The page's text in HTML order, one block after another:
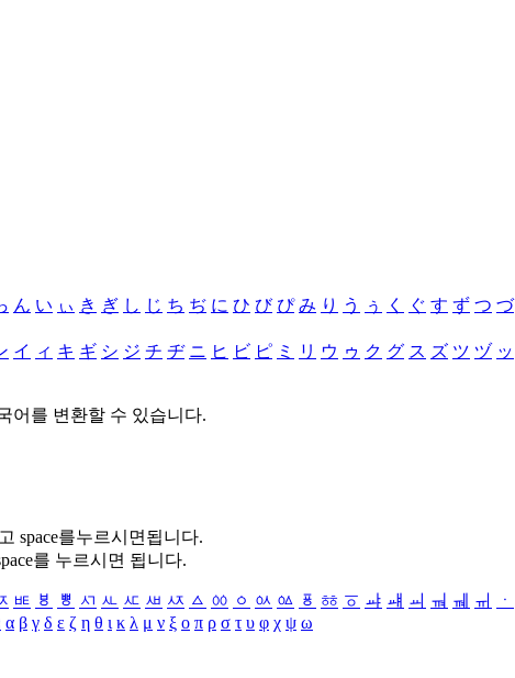
ん い ぃ き ぎ し じ ち ぢ に ひ び ぴ み り う ぅ く ぐ す ず つ づ
イ ィ キ ギ シ ジ チ ヂ ニ ヒ ビ ピ ミ リ ウ ゥ ク グ ス ズ ツ ヅ ッ
어를 변환할 수 있습니다.
space를누르시면됩니다.
를 누르시면 됩니다.
ㅷ ㅸ ㅹ ㅺ ㅻ ㅼ ㅽ ㅾ ㅿ ㆀ ㆁ ㆂ ㆃ ㆄ ㆅ ㆆ ㆇ ㆈ ㆉ ㆊ ㆋ ㆌ ㆍ
α β γ δ ε ζ η θ ι κ λ μ ν ξ ο π ρ σ τ υ φ χ ψ ω